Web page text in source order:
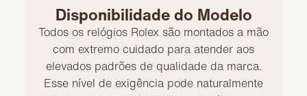
Disponibilidade do Modelo
Todos os relógios Rolex são montados a mão
com extremo cuidado para atender aos
elevados padrões de qualidade da marca.
Esse nível de exigência pode naturalmente